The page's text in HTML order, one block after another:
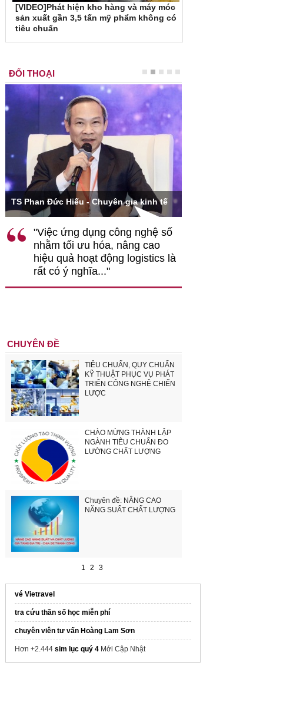
[VIDEO]Phát hiện kho hàng và máy móc
sản xuất gần 3,5 tấn mỹ phẩm không có
tiêu chuẩn
ĐỐI THOẠI
TS Phan Đức Hiếu - Chuyên gia kinh tế
"Việc ứng dụng công nghệ số
nhằm tối ưu hóa, nâng cao
hiệu quả hoạt động logistics là
rất có ý nghĩa..."
CHUYÊN ĐỀ
TIÊU CHUẨN, QUY CHUẨN
KỸ THUẬT PHỤC VỤ PHÁT
TRIỂN CÔNG NGHỆ CHIẾN
LƯỢC
CHÀO MỪNG THÀNH LẬP
NGÀNH TIÊU CHUẨN ĐO
LƯỜNG CHẤT LƯỢNG
Chuyên đề: NÂNG CAO
NĂNG SUẤT CHẤT LƯỢNG
1 2 3
vé Vietravel
tra cứu thần số học miễn phí
chuyên viên tư vấn Hoàng Lam Sơn
Hơn +2.444 sim lục quý 4 Mới Cập Nhật